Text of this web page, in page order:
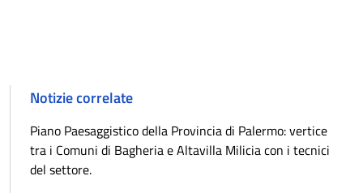
Notizie correlate
Piano Paesaggistico della Provincia di Palermo: vertice
tra i Comuni di Bagheria e Altavilla Milicia con i tecnici
del settore.